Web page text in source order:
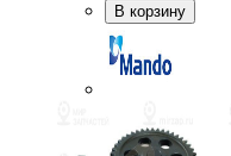
В корзину